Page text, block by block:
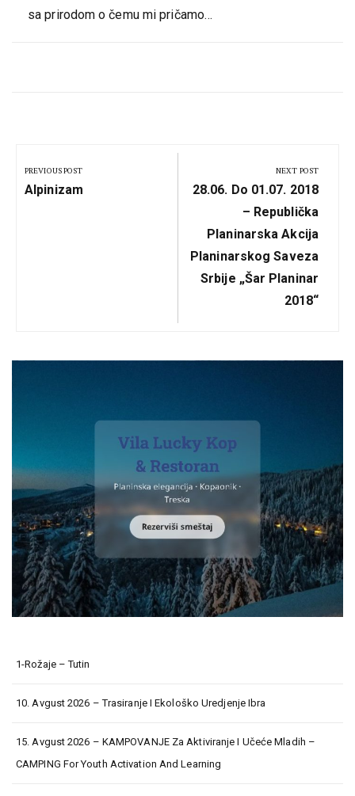
sa prirodom o čemu mi pričamo…
чланка
PREVIOUS POST
Previous
Alpinizam
NEXT POST
Next
28.06. Do 01.07. 2018
– Republička
Planinarska Akcija
Planinarskog Saveza
Srbije „Šar Planinar
2018“
1-Rožaje – Tutin
10. Avgust 2026 – Trasiranje I Ekološko Uredjenje Ibra
15. Avgust 2026 – KAMPOVANJE Za Aktiviranje I Učeće Mladih –
CAMPING For Youth Activation And Learning